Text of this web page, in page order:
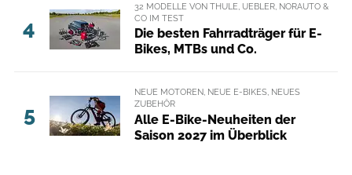
4
32 MODELLE VON THULE, UEBLER, NORAUTO &
CO IM TEST
Die besten Fahrradträger für E-
Bikes, MTBs und Co.
5
NEUE MOTOREN, NEUE E-BIKES, NEUES
ZUBEHÖR
Alle E-Bike-Neuheiten der
Saison 2027 im Überblick